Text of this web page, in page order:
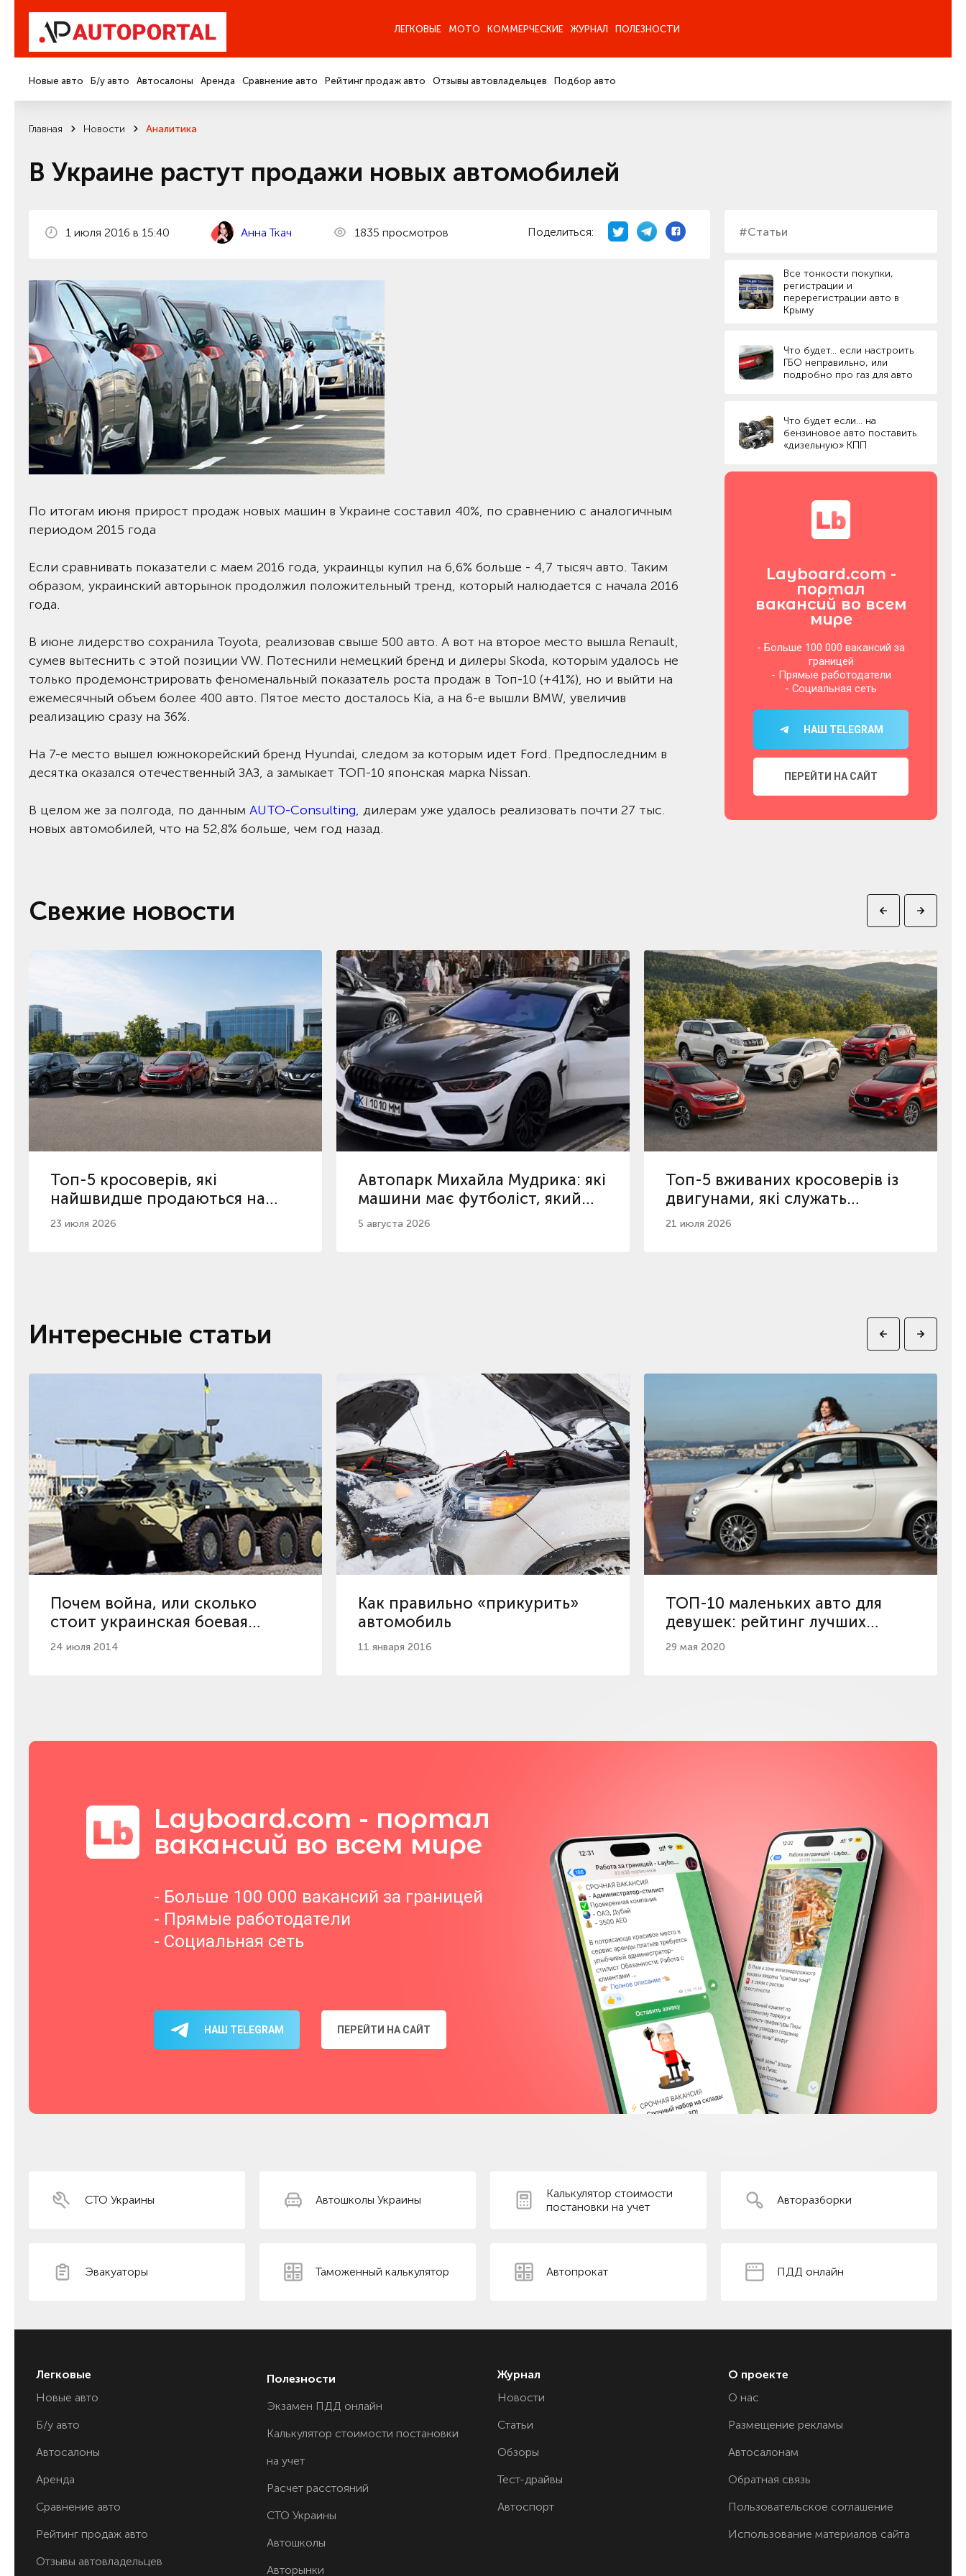
ЛЕГКОВЫЕ МОТО КОММЕРЧЕСКИЕ ЖУРНАЛ ПОЛЕЗНОСТИ
Новые авто Б/у авто Автосалоны Аренда Сравнение авто Рейтинг продаж авто Отзывы автовладельцев Подбор авто
Главная Новости Аналитика
В Украине растут продажи новых автомобилей
#Статьи
Все тонкости покупки,
регистрации и
перерегистрации авто в
Крыму
Что будет... если настроить
ГБО неправильно, или
подробно про газ для авто
Что будет если… на
бензиновое авто поставить
«дизельную» КПП
Layboard.com -
портал
вакансий во всем
мире
- Больше 100 000 вакансий за
границей
- Прямые работодатели
- Социальная сеть
НАШ TELEGRAM
ПЕРЕЙТИ НА САЙТ
1 июля 2016 в 15:40 Анна Ткач 1835 просмотров Поделиться:
По итогам июня прирост продаж новых машин в Украине составил 40%, по сравнению с аналогичным
периодом 2015 года
Если сравнивать показатели с маем 2016 года, украинцы купил на 6,6% больше - 4,7 тысяч авто. Таким
образом, украинский авторынок продолжил положительный тренд, который налюдается с начала 2016
года.
В июне лидерство сохранила Toyota, реализовав свыше 500 авто. А вот на второе место вышла Renault,
сумев вытеснить с этой позиции VW. Потеснили немецкий бренд и дилеры Skoda, которым удалось не
только продемонстрировать феноменальный показатель роста продаж в Топ-10 (+41%), но и выйти на
ежемесячный объем более 400 авто. Пятое место досталось Kia, а на 6-е вышли BMW, увеличив
реализацию сразу на 36%.
На 7-е место вышел южнокорейский бренд Hyundai, следом за которым идет Ford. Предпоследним в
десятка оказался отечественный ЗАЗ, а замыкает ТОП-10 японская марка Nissan.
В целом же за полгода, по данным AUTO-Consulting, дилерам уже удалось реализовать почти 27 тыс.
новых автомобилей, что на 52,8% больше, чем год назад.
Свежие новости
Топ-5 кросоверів, які
найшвидше продаються на
вторинному ринку
23 июля 2026
Автопарк Михайла Мудрика: які
машини має футболіст, який
повернувся з дискваліфікації
5 августа 2026
Топ-5 вживаних кросоверів із
двигунами, які служать
найдовше
21 июля 2026
Интересные статьи
Почем война, или сколько
стоит украинская боевая
техника
24 июля 2014
Как правильно «прикурить»
автомобиль
11 января 2016
ТОП-10 маленьких авто для
девушек: рейтинг лучших
женских машин
29 мая 2020
Facebook
YouTube
Layboard.com - портал
вакансий во всем мире
- Больше 100 000 вакансий за границей
- Прямые работодатели
- Социальная сеть
НАШ TELEGRAM ПЕРЕЙТИ НА САЙТ
СТО Украины Автошколы Украины
Калькулятор стоимости
постановки на учет
Авторазборки
Эвакуаторы Таможенный калькулятор Автопрокат ПДД онлайн
Легковые
Новые авто
Б/у авто
Автосалоны
Аренда
Сравнение авто
Рейтинг продаж авто
Отзывы автовладельцев
Полезности
Экзамен ПДД онлайн
Калькулятор стоимости постановки
на учет
Расчет расстояний
СТО Украины
Автошколы
Авторынки
Журнал
Новости
Статьи
Обзоры
Тест-драйвы
Автоспорт
О проекте
О нас
Размещение рекламы
Автосалонам
Обратная связь
Пользовательское соглашение
Использование материалов сайта